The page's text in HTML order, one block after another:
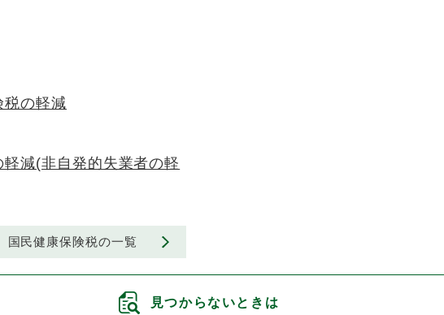
税の軽減
減(非自発的失業者の軽
国民健康保険税の一覧
見つからないときは